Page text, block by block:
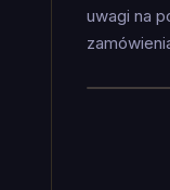
uwagi na